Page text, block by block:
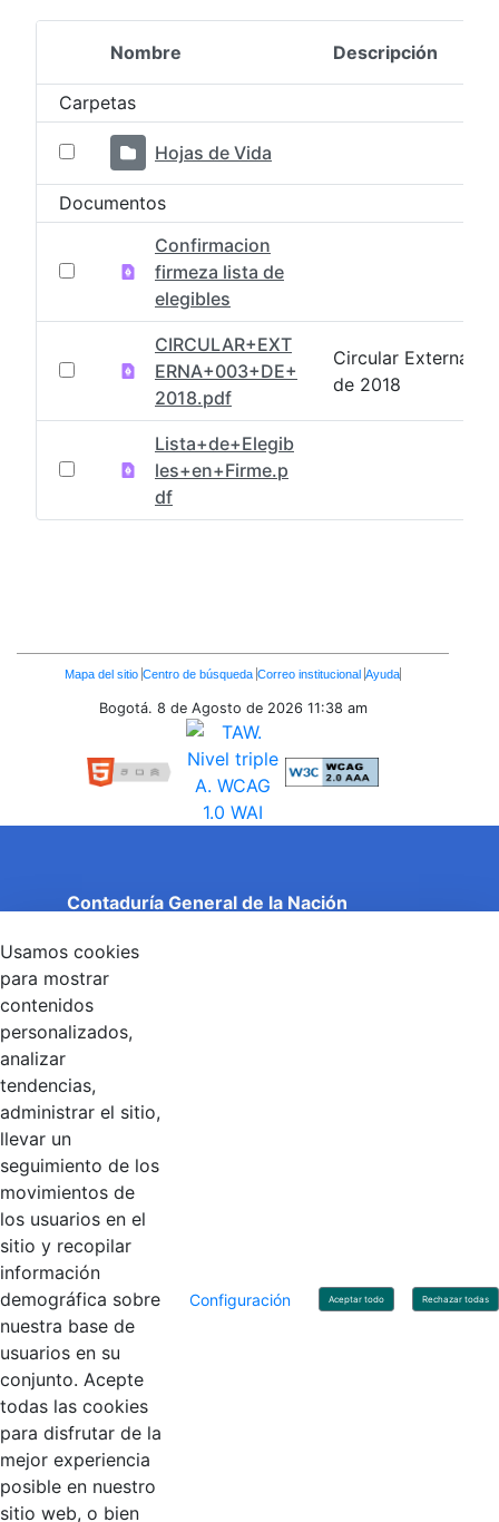
Selección del elemento
Nombre Descripción
Carpetas
Hojas de Vida
Documentos
Confirmacion
firmeza lista de
elegibles
CIRCULAR+EXT
ERNA+003+DE+
2018.pdf
Circular Externa
de 2018
Lista+de+Elegib
les+en+Firme.p
df
Enlaces
Inferiores
Mapa del sitio Centro de búsqueda Correo institucional Ayuda
Bogotá. 8 de Agosto de 2026 11:38 am
Contaduría General de la Nación
Entidad adscrita al Ministerio de Hacienda y Crédito
Público
Torre 1 (Aire) - Piso 15, Bogotá D.C., Colombia
Código Postal: 111071
Linkedin
Contacto
Línea de servicio al ciudadano: +57(601) 492 64 00
Correo Institucional:
Correo de notificaciones judiciales:
notificacionjudicial@contaduria.gov.co
Correo de Asuntos disciplinarios:
asuntosdisciplinarios@contaduria.gov.co
Línea Anticorrupción: +57(601) 492 64 00 Ext. 4
Política de privacidad y protección de datos personales
Política de derechos de autor
Términos y condiciones de uso
© Copyright 2026 - Todos los derechos reservados
Gobierno de Colombia
Usamos cookies
para mostrar
contenidos
personalizados,
analizar
tendencias,
administrar el sitio,
llevar un
seguimiento de los
movimientos de
los usuarios en el
sitio y recopilar
información
demográfica sobre
nuestra base de
usuarios en su
conjunto. Acepte
todas las cookies
para disfrutar de la
mejor experiencia
posible en nuestro
sitio web, o bien
Configuración Aceptar todo Rechazar todas